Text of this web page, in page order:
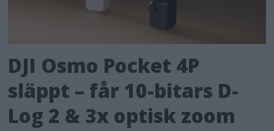
DJI Osmo Pocket 4P
släppt – får 10-bitars D-
Log 2 & 3x optisk zoom